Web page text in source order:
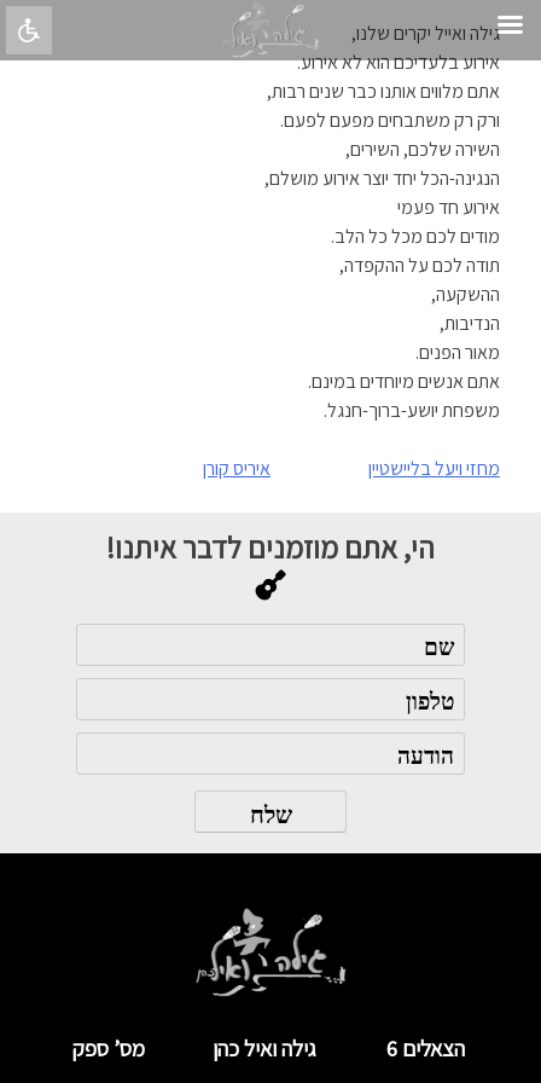
Skip
to
content
גילה ואייל יקרים שלנו,
אירוע בלעדיכם הוא לא אירוע.
אתם מלווים אותנו כבר שנים רבות,
ורק רק משתבחים מפעם לפעם.
השירה שלכם, השירים,
הנגינה-הכל יחד יוצר אירוע מושלם,
אירוע חד פעמי
מודים לכם מכל כל הלב.
תודה לכם על ההקפדה,
ההשקעה,
הנדיבות,
מאור הפנים.
אתם אנשים מיוחדים במינם.
משפחת יושע-ברוך-חנגל.
ניווט איריס קורן מחזי ויעל בליישטיין
הי, אתם מוזמנים לדבר איתנו!
הצאלים 6 גילה ואיל כהן מס’ ספק